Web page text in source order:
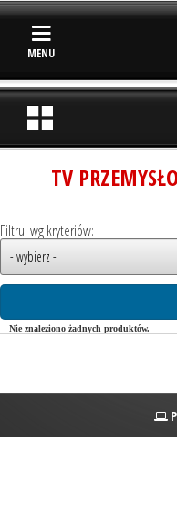
MENU
TV
Filtruj wg kryteriów:
Nie znaleziono żadnych produktów.